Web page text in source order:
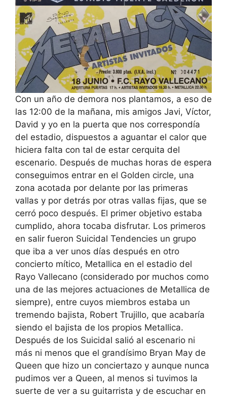
Con un año de demora nos plantamos, a eso de
las 12:00 de la mañana, mis amigos Javi, Víctor,
David y yo en la puerta que nos correspondía
del estadio, dispuestos a aguantar el calor que
hiciera falta con tal de estar cerquita del
escenario. Después de muchas horas de espera
conseguimos entrar en el Golden circle, una
zona acotada por delante por las primeras
vallas y por detrás por otras vallas fijas, que se
cerró poco después. El primer objetivo estaba
cumplido, ahora tocaba disfrutar. Los primeros
en salir fueron Suicidal Tendencies un grupo
que iba a ver unos días después en otro
concierto mítico, Metallica en el estadio del
Rayo Vallecano (considerado por muchos como
una de las mejores actuaciones de Metallica de
siempre), entre cuyos miembros estaba un
tremendo bajista, Robert Trujillo, que acabaría
siendo el bajista de los propios Metallica.
Después de los Suicidal salió al escenario ni
más ni menos que el grandísimo Bryan May de
Queen que hizo un conciertazo y aunque nunca
pudimos ver a Queen, al menos si tuvimos la
suerte de ver a su guitarrista y de escuchar en